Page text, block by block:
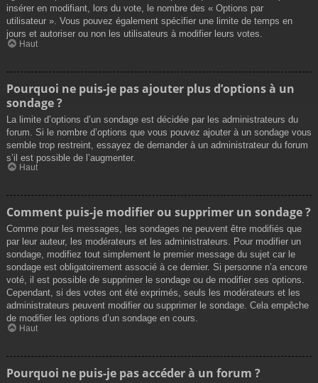
insérer en modifiant, lors du vote, le nombre des « Options par
utilisateur ». Vous pouvez également spécifier une limite de temps en
jours et autoriser ou non les utilisateurs à modifier leurs votes.
Haut
Pourquoi ne puis-je pas ajouter plus d’options à un
sondage ?
La limite d’options d’un sondage est décidée par les administrateurs du
forum. Si le nombre d’options que vous pouvez ajouter à un sondage vous
semble trop restreint, essayez de demander à un administrateur du forum
s’il est possible de l’augmenter.
Haut
Comment puis-je modifier ou supprimer un sondage ?
Comme pour les messages, les sondages ne peuvent être modifiés que
par leur auteur, les modérateurs et les administrateurs. Pour modifier un
sondage, modifiez tout simplement le premier message du sujet car le
sondage est obligatoirement associé à ce dernier. Si personne n’a encore
voté, il est possible de supprimer le sondage ou de modifier ses options.
Cependant, si des votes ont été exprimés, seuls les modérateurs et les
administrateurs peuvent modifier ou supprimer le sondage. Cela empêche
de modifier les options d’un sondage en cours.
Haut
Pourquoi ne puis-je pas accéder à un forum ?